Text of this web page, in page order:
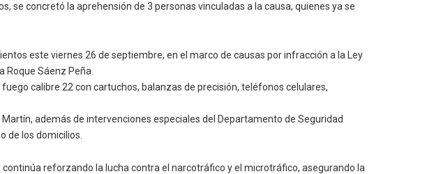
se concretó la aprehensión de 3 personas vinculadas a la causa, quienes ya se
este viernes 26 de septiembre, en el marco de causas por infracción a la Ley
Roque Sáenz Peña.
calibre 22 con cartuchos, balanzas de precisión, teléfonos celulares,
además de intervenciones especiales del Departamento de Seguridad
de los domicilios.
reforzando la lucha contra el narcotráfico y el microtráfico, asegurando la